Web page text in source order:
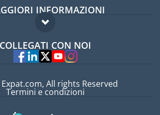
Guida per expat
INFORMAZIONI
Domande frequenti
Esperti
COLLEGATI CON NOI
All rights Reserved
Termini e condizioni